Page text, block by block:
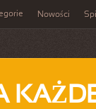
Nowości